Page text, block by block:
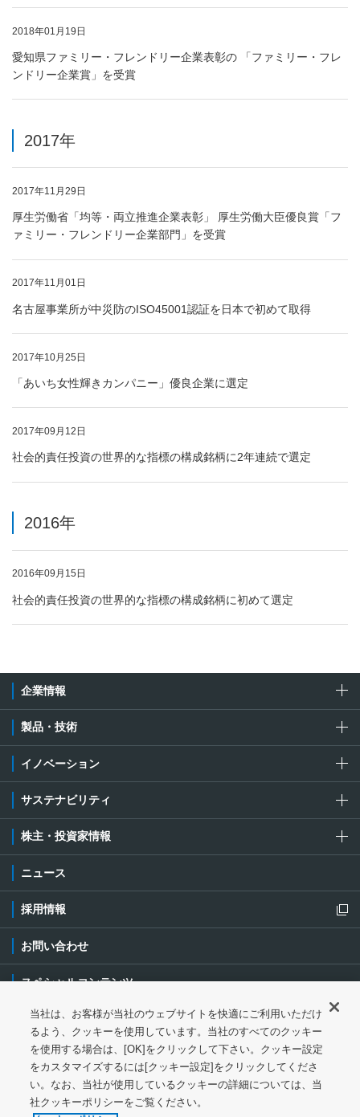
2018年01月19日
愛知県ファミリー・フレンドリー企業表彰の 「ファミリー・フレ
ンドリー企業賞」を受賞
2017年
2017年11月29日
厚生労働省「均等・両立推進企業表彰」 厚生労働大臣優良賞「フ
ァミリー・フレンドリー企業部門」を受賞
2017年11月01日
名古屋事業所が中災防のISO45001認証を日本で初めて取得
2017年10月25日
「あいち女性輝きカンパニー」優良企業に選定
2017年09月12日
社会的責任投資の世界的な指標の構成銘柄に2年連続で選定
2016年
2016年09月15日
社会的責任投資の世界的な指標の構成銘柄に初めて選定
企業情報
製品・技術
イノベーション
サステナビリティ
株主・投資家情報
ニュース
採用情報
新規ウィンドウを開きます
お問い合わせ
スペシャルコンテンツ
ご利用条件・ご注意 プライバシーポリシー
新規ウィンドウを開き
ソーシャルメディアポリシー クッキーポリシー
特定個人情報等の基本方針 ウェブアクセシビリティ対応
当社は、お客様が当社のウェブサイトを快適にご利用いただけ
るよう、クッキーを使用しています。当社のすべてのクッキー
を使用する場合は、[OK]をクリックして下さい。クッキー設定
をカスタマイズするには[クッキー設定]をクリックしてくださ
い。なお、当社が使用しているクッキーの詳細については、当
社クッキーポリシーをご覧ください。